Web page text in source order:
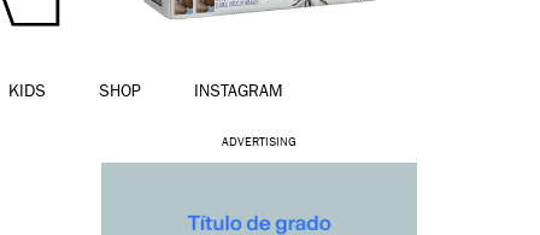
KIDS SHOP INSTAGRAM
ADVERTISING